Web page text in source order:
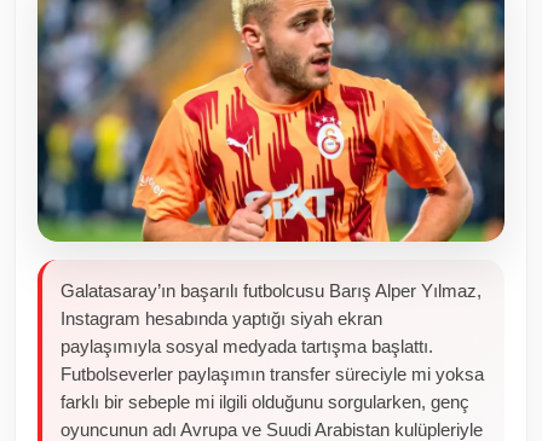
Kamu Kurumları ve Üst Kurullar
Resmi Reklamlar
Galatasaray’ın başarılı futbolcusu Barış Alper Yılmaz,
Instagram hesabında yaptığı siyah ekran
paylaşımıyla sosyal medyada tartışma başlattı.
Futbolseverler paylaşımın transfer süreciyle mi yoksa
farklı bir sebeple mi ilgili olduğunu sorgularken, genç
oyuncunun adı Avrupa ve Suudi Arabistan kulüpleriyle